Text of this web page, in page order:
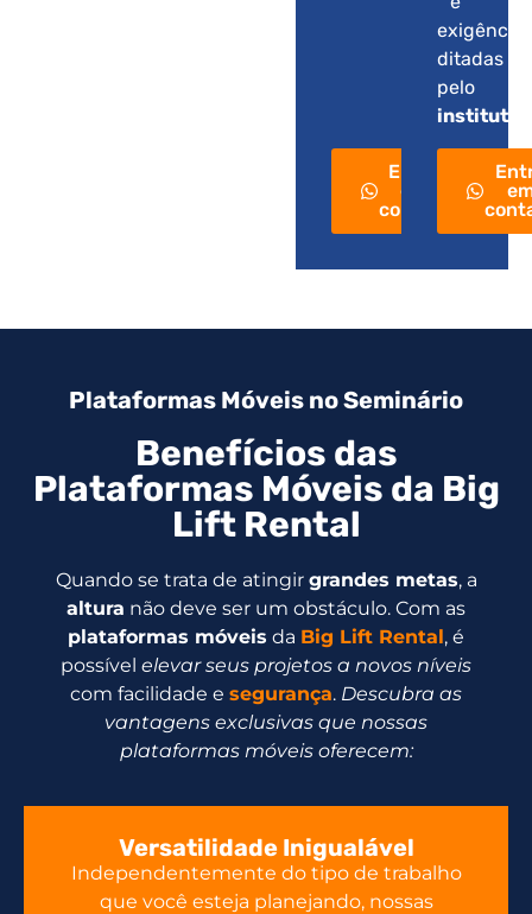
Entre
em
contato
ditadas
pelo
instituto
Plataformas Móveis no Seminário
Benefícios das
Plataformas Móveis da Big
Lift Rental
Quando se trata de atingir grandes metas, a
altura não deve ser um obstáculo. Com as
plataformas móveis da Big Lift Rental, é
possível elevar seus projetos a novos níveis
com facilidade e segurança. Descubra as
vantagens exclusivas que nossas
plataformas móveis oferecem:
Versatilidade Inigualável
Independentemente do tipo de trabalho
que você esteja planejando, nossas